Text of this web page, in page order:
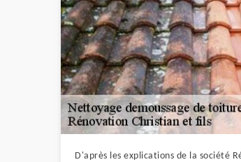
D'après les explications de la société